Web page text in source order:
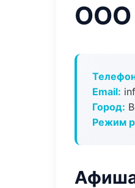
ООО
Email:
Город:
Режим
Афиша